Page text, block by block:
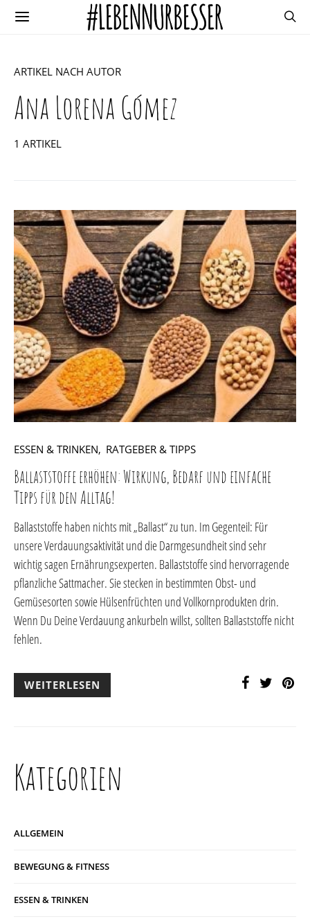
ARTIKEL NACH AUTOR
Ana Lorena Gómez
1 ARTIKEL
ESSEN & TRINKEN RATGEBER & TIPPS
Ballaststoffe erhöhen: Wirkung, Bedarf und einfache
Tipps für den Alltag!
Ballaststoffe haben nichts mit „Ballast“ zu tun. Im Gegenteil: Für
unsere Verdauungsaktivität und die Darmgesundheit sind sehr
wichtig sagen Ernährungsexperten. Ballaststoffe sind hervorragende
pflanzliche Sattmacher. Sie stecken in bestimmten Obst- und
Gemüsesorten sowie Hülsenfrüchten und Vollkornprodukten drin.
Wenn Du Deine Verdauung ankurbeln willst, sollten Ballaststoffe nicht
fehlen.
WEITERLESEN
Kategorien
ALLGEMEIN
BEWEGUNG & FITNESS
ESSEN & TRINKEN